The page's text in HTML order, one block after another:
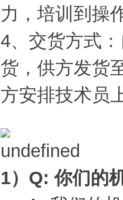
力，培训到操
4、交货方式
货，供方发货
方安排技术员
1）Q: 你们的